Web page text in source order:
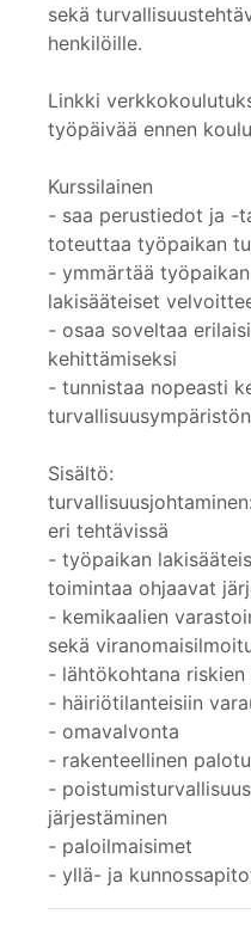
sekä
henkilöille.
Linkki
työpäivää ennen
Kurssilainen
- saa perustiedot ja -
toteuttaa työpaikan
- ymmärtää
lakisääteiset
- osaa soveltaa
kehittämiseksi
- tunnistaa nopeasti
Sisältö:
eri tehtävissä
- työpaikan
toimintaa ohjaavat
- kemikaalien
sekä
- lähtökohtana
- häiriötilanteisiin
- omavalvonta
- rakenteellinen
-
järjestäminen
- paloilmaisimet
- yllä- ja